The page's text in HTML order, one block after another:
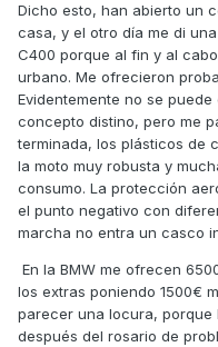
Dicho esto, han abierto un
casa, y el otro día me di
C400 porque al fin y al
urbano. Me ofrecieron
Evidentemente no se
concepto distino, pero me
terminada, los plásticos de
la moto muy robusta y
consumo. La protección
el punto negativo con
marcha no entra un casco
En la BMW me ofrecen
los extras poniendo 1500€
parecer una locura, porque
después del rosario de